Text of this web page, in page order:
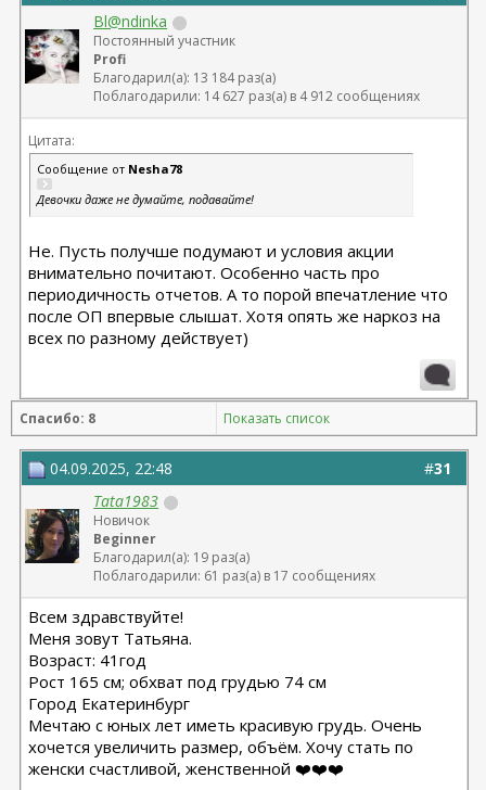
Bl@ndinka
Постоянный участник
Profi
Благодарил(а): 13 184 раз(а)
Поблагодарили: 14 627 раз(а) в 4 912 сообщениях
Цитата:
Сообщение от Nesha78
Девочки даже не думайте, подавайте!
Не. Пусть получше подумают и условия акции
внимательно почитают. Особенно часть про
периодичность отчетов. А то порой впечатление что
после ОП впервые слышат. Хотя опять же наркоз на
всех по разному действует)
Спасибо: 8 Показать список
#31
04.09.2025, 22:48
Tata1983
Новичок
Beginner
Благодарил(а): 19 раз(а)
Поблагодарили: 61 раз(а) в 17 сообщениях
Всем здравствуйте!
Меня зовут Татьяна.
Возраст: 41год
Рост 165 см; обхват под грудью 74 см
Город Екатеринбург
Мечтаю с юных лет иметь красивую грудь. Очень
хочется увеличить размер, объём. Хочу стать по
женски счастливой, женственной ❤️❤️❤️